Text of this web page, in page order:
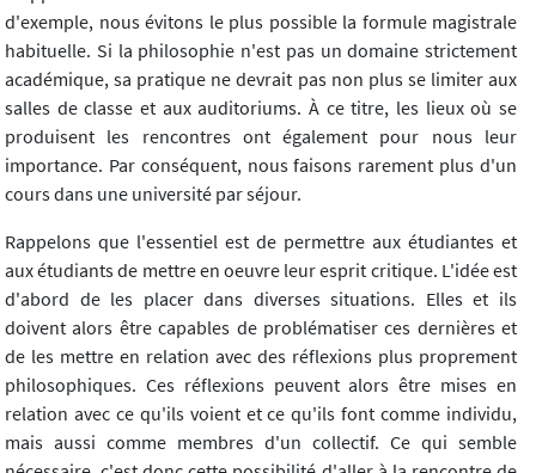
d'exemple, nous évitons le plus possible la formule magistrale
habituelle. Si la philosophie n'est pas un domaine strictement
académique, sa pratique ne devrait pas non plus se limiter aux
salles de classe et aux auditoriums. À ce titre, les lieux où se
produisent les rencontres ont également pour nous leur
importance. Par conséquent, nous faisons rarement plus d'un
cours dans une université par séjour.
Rappelons que l'essentiel est de permettre aux étudiantes et
aux étudiants de mettre en oeuvre leur esprit critique. L'idée est
d'abord de les placer dans diverses situations. Elles et ils
doivent alors être capables de problématiser ces dernières et
de les mettre en relation avec des réflexions plus proprement
philosophiques. Ces réflexions peuvent alors être mises en
relation avec ce qu'ils voient et ce qu'ils font comme individu,
mais aussi comme membres d'un collectif. Ce qui semble